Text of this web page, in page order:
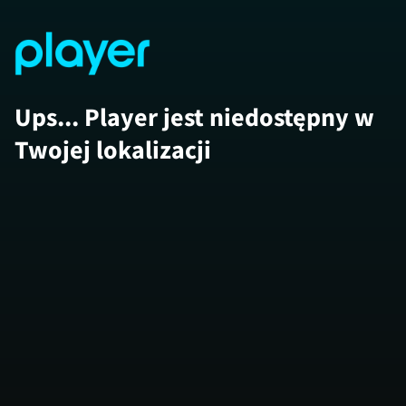
Ups... Player jest niedostępny w
Twojej lokalizacji